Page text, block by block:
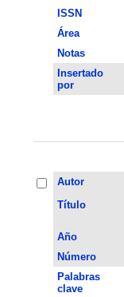
ISSN
Área
Notas
Insertado
por
Autor
Título
Año
Número
Palabras
clave